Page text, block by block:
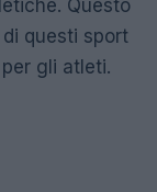
Questo
questi sport
gli atleti.